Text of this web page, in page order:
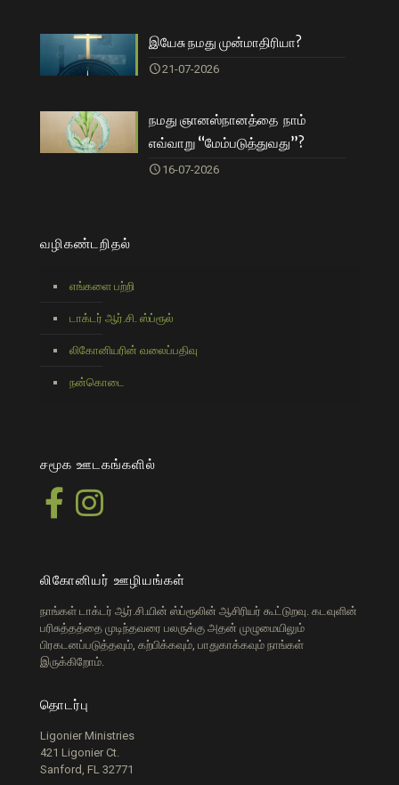
இயேசு நமது முன்மாதிரியா?
21-07-2026
நமது ஞானஸ்நானத்தை நாம்
எவ்வாறு “மேம்படுத்துவது”?
16-07-2026
வழிகண்டறிதல்
எங்களை பற்றி
டாக்டர் ஆர்.சி. ஸ்ப்ரூல்
லிகோனியரின் வலைப்பதிவு
நன்கொடை
சமூக ஊடகங்களில்
லிகோனியர் ஊழியங்கள்
நாங்கள் டாக்டர் ஆர்.சி.யின் ஸ்ப்ரூலின் ஆசிரியர் கூட்டுறவு. கடவுளின்
பரிசுத்தத்தை முடிந்தவரை பலருக்கு அதன் முழுமையிலும்
பிரகடனப்படுத்தவும், கற்பிக்கவும், பாதுகாக்கவும் நாங்கள்
இருக்கிறோம்.
தொடர்பு
Ligonier Ministries
421 Ligonier Ct.
Sanford, FL 32771